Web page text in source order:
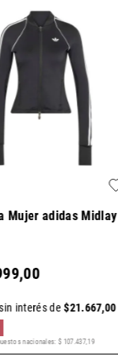
Mujer adidas Midlay
,00
interés de$21.667,00
nacionales: $ 107.437,19